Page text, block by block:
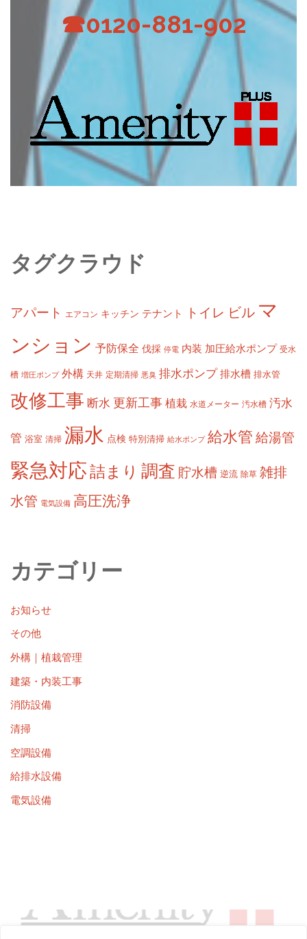
☎0120-881-902
タグクラウド
アパート エアコン キッチン テナント トイレ ビル マ
ンション 予防保全 伐採 停電 内装 加圧給水ポンプ 受水
槽 増圧ポンプ 外構 天井 定期清掃 悪臭 排水ポンプ 排水槽 排水管
改修工事 断水 更新工事 植栽 水道メーター 汚水槽 汚水
管 浴室 清掃 漏水 点検 特別清掃 給水ポンプ 給水管 給湯管
緊急対応詰まり 調査 貯水槽 逆流 除草 雑排
水管 電気設備 高圧洗浄
カテゴリー
お知らせ
その他
外構｜植栽管理
建築・内装工事
消防設備
清掃
空調設備
給排水設備
電気設備